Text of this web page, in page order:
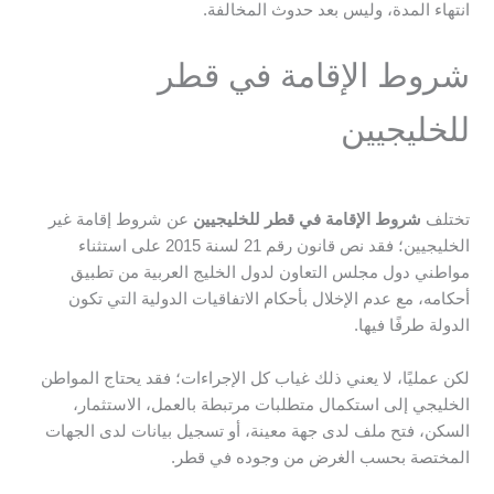
انتهاء المدة، وليس بعد حدوث المخالفة.
شروط الإقامة في قطر
للخليجيين
تختلف شروط الإقامة في قطر للخليجيين عن شروط إقامة غير
الخليجيين؛ فقد نص قانون رقم 21 لسنة 2015 على استثناء
مواطني دول مجلس التعاون لدول الخليج العربية من تطبيق
أحكامه، مع عدم الإخلال بأحكام الاتفاقيات الدولية التي تكون
الدولة طرفًا فيها.
لكن عمليًا، لا يعني ذلك غياب كل الإجراءات؛ فقد يحتاج المواطن
الخليجي إلى استكمال متطلبات مرتبطة بالعمل، الاستثمار،
السكن، فتح ملف لدى جهة معينة، أو تسجيل بيانات لدى الجهات
المختصة بحسب الغرض من وجوده في قطر.